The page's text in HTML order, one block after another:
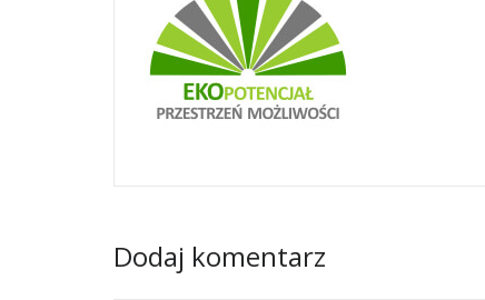
Dodaj komentarz